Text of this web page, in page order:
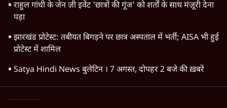
राहुल गांधी के जेन ज़ी इवेंट 'छात्रों की गूंज' को शर्तों के साथ मंज़ूरी देना
पड़ा
झारखंड प्रोटेस्ट: तबीयत बिगड़ने पर छात्र अस्पताल में भर्ती; AISA भी हुई
प्रोटेस्ट में शामिल
Satya Hindi News बुलेटिन । 7 अगस्त, दोपहर 2 बजे की ख़बरें